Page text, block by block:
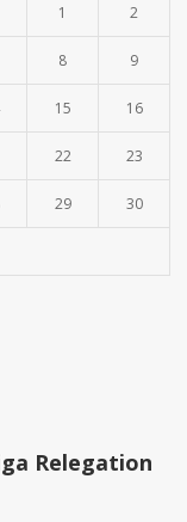
1 2
8 9
15 16
22 23
29 30
Relegation